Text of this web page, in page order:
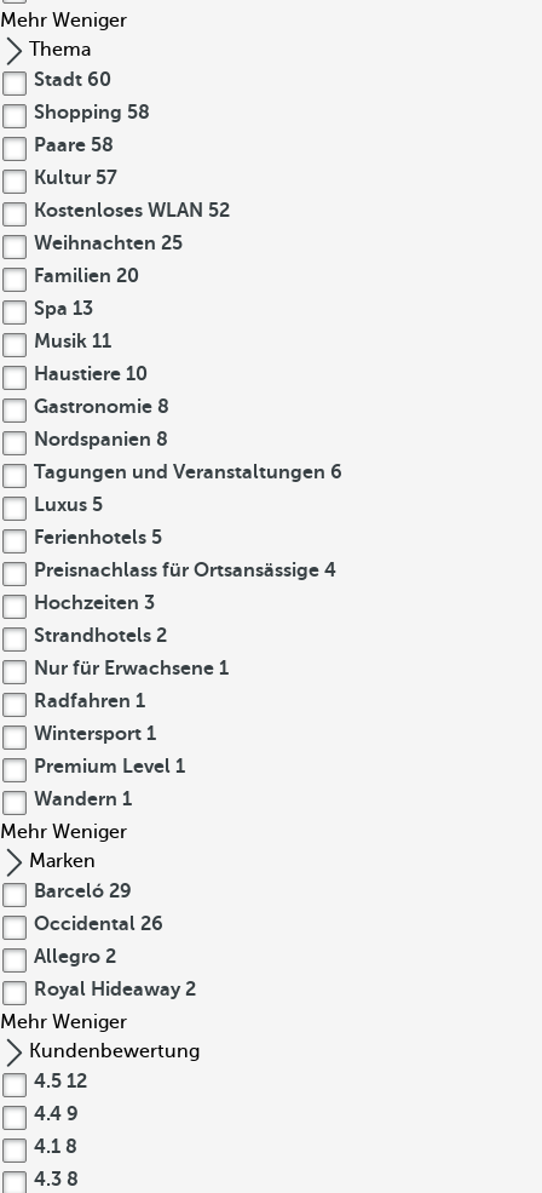
Mehr Weniger
Thema
Stadt 60
Shopping 58
Paare 58
Kultur 57
Kostenloses WLAN 52
Weihnachten 25
Familien 20
Spa 13
Musik 11
Haustiere 10
Gastronomie 8
Nordspanien 8
Tagungen und Veranstaltungen 6
Luxus 5
Ferienhotels 5
Preisnachlass für Ortsansässige 4
Hochzeiten 3
Strandhotels 2
Nur für Erwachsene 1
Radfahren 1
Wintersport 1
Premium Level 1
Wandern 1
Mehr Weniger
Marken
Barceló 29
Occidental 26
Allegro 2
Royal Hideaway 2
Mehr Weniger
Kundenbewertung
4.5 12
4.4 9
4.1 8
4.3 8